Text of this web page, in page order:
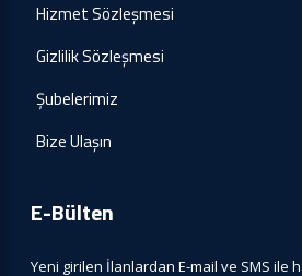
Hizmet Sözleşmesi
Gizlilik Sözleşmesi
Şubelerimiz
Bize Ulaşın
E-Bülten
Yeni girilen İlanlardan E-mail ve SMS ile